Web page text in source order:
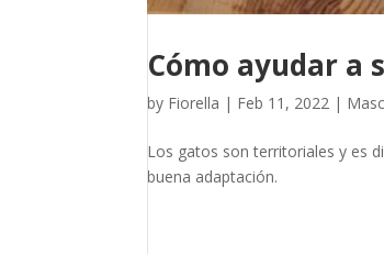
Cómo ayudar a
by Fiorella | Feb 11, 2022 |
Los gatos son territoriales y es
buena adaptación.